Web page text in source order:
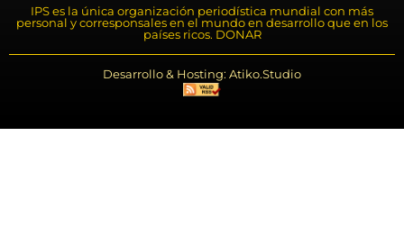
IPS es la única organización periodística mundial con más
personal y corresponsales en el mundo en desarrollo que en los
países ricos. DONAR
Desarrollo & Hosting: Atiko.Studio